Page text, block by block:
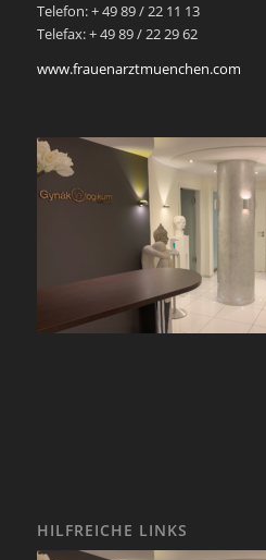
Telefon: + 49 89 / 22 11 13
Telefax: + 49 89 / 22 29 62
www.frauenarztmuenchen.com
HILFREICHE LINKS